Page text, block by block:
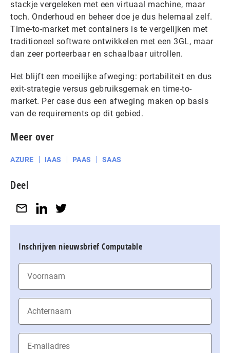
stackje vergeleken met een virtuaal machine, maar
toch. Onderhoud en beheer doe je dus helemaal zelf.
Time-to-market met containers is te vergelijken met
traditioneel software ontwikkelen met een 3GL, maar
dan zeer porteerbaar en schaalbaar uitrollen.
Het blijft een moeilijke afweging: portabiliteit en dus
exit-strategie versus gebruiksgemak en time-to-
market. Per case dus een afweging maken op basis
van de requirements op dit gebied.
Meer over
AZURE IAAS PAAS SAAS
Deel
Inschrijven nieuwsbrief Computable